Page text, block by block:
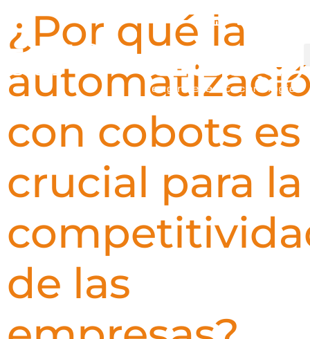
¿Por qué la
con cobots es
crucial para la
de las